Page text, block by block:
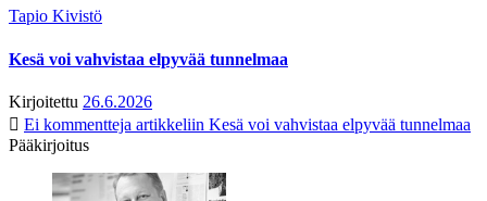
Tapio Kivistö
Kesä voi vahvistaa elpyvää tunnelmaa
Kirjoitettu 26.6.2026
Ei kommentteja artikkeliin Kesä voi vahvistaa elpyvää tunnelmaa
Pääkirjoitus